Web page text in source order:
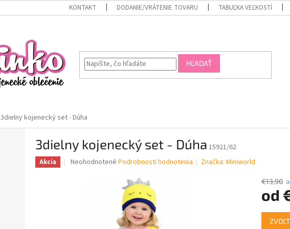
KONTAKT DODANIE/VRÁTENIE TOVARU TABUĽKA VEĽKOSTÍ
HĽADAŤ
3dielny kojenecký set - Dúha
3dielny kojenecký set - Dúha 15921/62
Akcia
Priemerné
Neohodnotené Podrobnosti hodnotenia Značka:Miniworld
€13,90
od
cena: